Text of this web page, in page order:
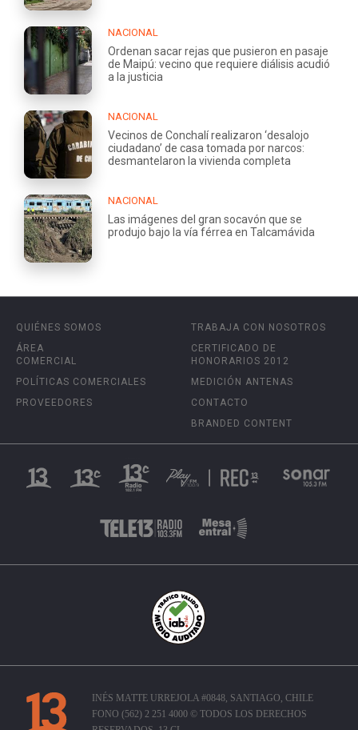
NACIONAL
Ordenan sacar rejas que pusieron en pasaje
de Maipú: vecino que requiere diálisis acudió
a la justicia
NACIONAL
Vecinos de Conchalí realizaron ‘desalojo
ciudadano’ de casa tomada por narcos:
desmantelaron la vivienda completa
NACIONAL
Las imágenes del gran socavón que se
produjo bajo la vía férrea en Talcamávida
QUIÉNES SOMOS
ÁREA
COMERCIAL
POLÍTICAS COMERCIALES
PROVEEDORES
TRABAJA CON NOSOTROS
CERTIFICADO DE
HONORARIOS 2012
MEDICIÓN ANTENAS
CONTACTO
BRANDED CONTENT
INÉS MATTE URREJOLA #0848, SANTIAGO, CHILE
FONO (562) 2 251 4000 © TODOS LOS DERECHOS